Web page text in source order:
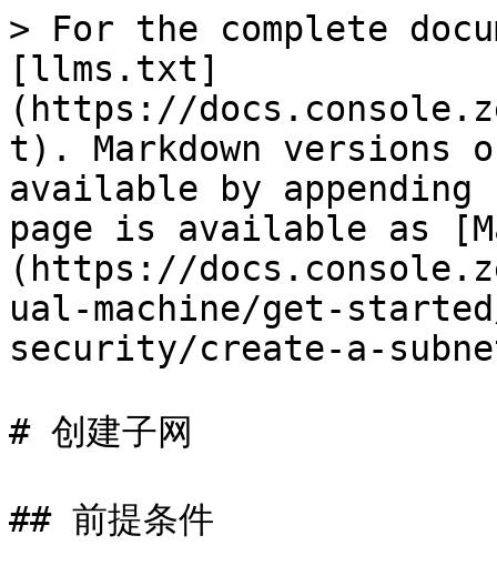
> For the complete
[llms.txt]
(https://
t). Markdown versions
available by
page is available as
(https://
ual-machine/get-
security/create-a-
# 创建子网
## 前提条件